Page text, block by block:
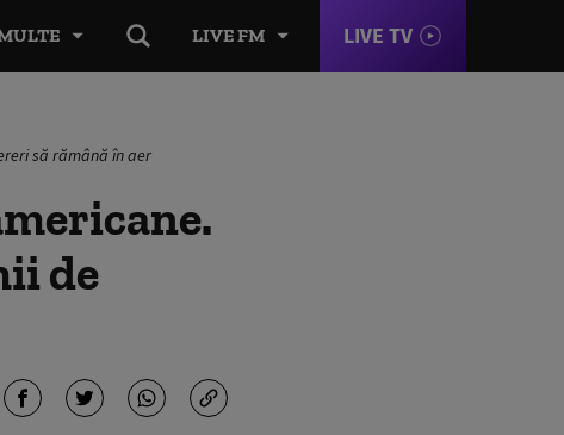
LIVE FM LIVE TV
să rămână în aer
de